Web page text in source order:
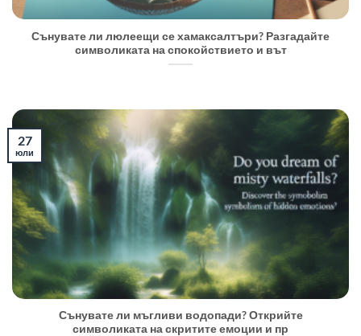
Сънувате ли люлеещи се хамаксалтъри? Разгадайте
символиката на спокойствието и вът
Сънувате ли мъгливи водопади? Открийте
символиката на скритите емоции и пр
27
юли